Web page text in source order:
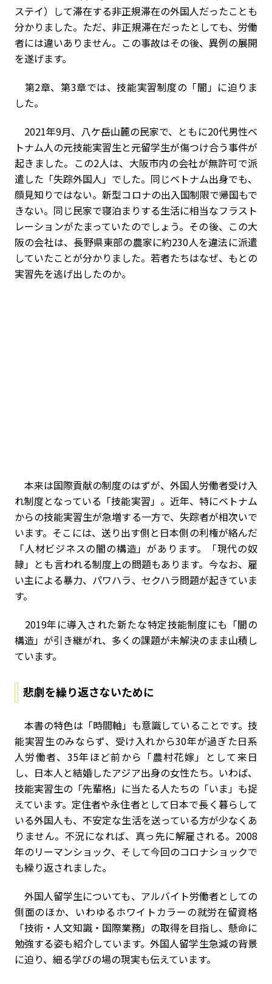
ステイ）して滞在する非正規滞在の外国人だったことも
分かりました。ただ、非正規滞在だったとしても、労働
者には違いありません。この事故はその後、異例の展開
を遂げます。
第2章、第3章では、技能実習制度の「闇」に迫りま
した。
2021年9月、八ケ岳山麓の民家で、ともに20代男性ベ
トナム人の元技能実習生と元留学生が傷つけ合う事件が
起きました。この2人は、大阪市内の会社が無許可で派
遣した「失踪外国人」でした。同じベトナム出身でも、
顔見知りではない。新型コロナの出入国制限で帰国もで
きない。同じ民家で寝泊まりする生活に相当なフラスト
レーションがたまっていたのでしょう。その後、この大
阪の会社は、長野県東部の農家に約230人を違法に派遣
していたことが分かりました。若者たちはなぜ、もとの
実習先を逃げ出したのか。
本来は国際貢献の制度のはずが、外国人労働者受け入
れ制度となっている「技能実習」。近年、特にベトナム
からの技能実習生が急増する一方で、失踪者が相次いで
います。そこには、送り出す側と日本側の利権が絡んだ
「人材ビジネスの闇の構造」があります。「現代の奴
隷」とも言われる制度上の問題もあります。今なお、雇
い主による暴力、パワハラ、セクハラ問題が起きていま
す。
2019年に導入された新たな特定技能制度にも「闇の
構造」が引き継がれ、多くの課題が未解決のまま山積し
ています。
悲劇を繰り返さないために
本書の特色は「時間軸」も意識していることです。技
能実習生のみならず、受け入れから30年が過ぎた日系
人労働者、35年ほど前から「農村花嫁」として来日
し、日本人と結婚したアジア出身の女性たち。いわば、
技能実習生の「先輩格」に当たる人たちの「いま」も捉
えています。定住者や永住者として日本で長く暮らして
いる外国人も、不安定な生活を送っている方が少なくあ
りません。不況になれば、真っ先に解雇される。2008
年のリーマンショック、そして今回のコロナショックで
も繰り返されました。
外国人留学生についても、アルバイト労働者としての
側面のほか、いわゆるホワイトカラーの就労在留資格
「技術・人文知識・国際業務」の取得を目指し、懸命に
勉強する姿も紹介しています。外国人留学生急減の背景
に迫り、細る学びの場の現実も伝えています。